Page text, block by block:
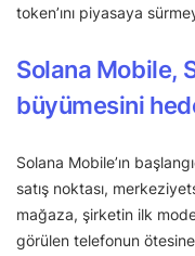
token’ını piyasaya
Solana Mobile,
büyümesini
Solana Mobile’ın
satış noktası,
mağaza, şirketin ilk
görülen telefonun